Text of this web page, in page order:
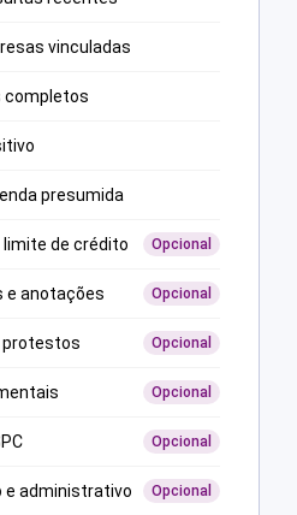
vinculadas
completos
presumida
limite de crédito Opcional
e anotações Opcional
protestos Opcional
Opcional
Opcional
e administrativo Opcional